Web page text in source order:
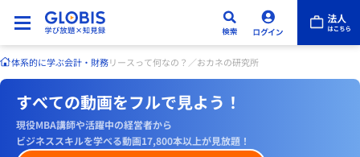
体系的に学ぶ会計・財務リースって何なの？／おカネの研究所
すべての動画をフルで見よう！
現役MBA講師や活躍中の経営者から
ビジネススキルを学べる動画17,800本以上が見放題！